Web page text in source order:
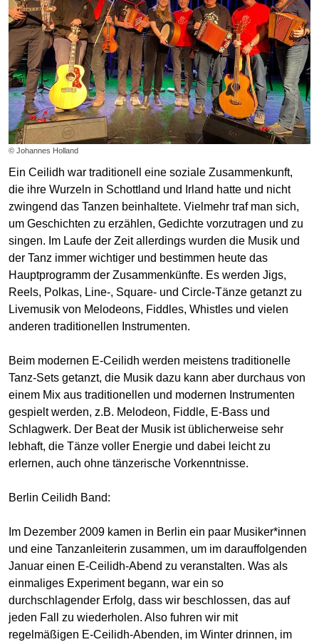
© Johannes Holland
Ein Ceilidh war traditionell eine soziale Zusammenkunft,
die ihre Wurzeln in Schottland und Irland hatte und nicht
zwingend das Tanzen beinhaltete. Vielmehr traf man sich,
um Geschichten zu erzählen, Gedichte vorzutragen und zu
singen. Im Laufe der Zeit allerdings wurden die Musik und
der Tanz immer wichtiger und bestimmen heute das
Hauptprogramm der Zusammenkünfte. Es werden Jigs,
Reels, Polkas, Line-, Square- und Circle-Tänze getanzt zu
Livemusik von Melodeons, Fiddles, Whistles und vielen
anderen traditionellen Instrumenten.
Beim modernen E-Ceilidh werden meistens traditionelle
Tanz-Sets getanzt, die Musik dazu kann aber durchaus von
einem Mix aus traditionellen und modernen Instrumenten
gespielt werden, z.B. Melodeon, Fiddle, E-Bass und
Schlagwerk. Der Beat der Musik ist üblicherweise sehr
lebhaft, die Tänze voller Energie und dabei leicht zu
erlernen, auch ohne tänzerische Vorkenntnisse.
Berlin Ceilidh Band:
Im Dezember 2009 kamen in Berlin ein paar Musiker*innen
und eine Tanzanleiterin zusammen, um im darauffolgenden
Januar einen E-Ceilidh-Abend zu veranstalten. Was als
einmaliges Experiment begann, war ein so
durchschlagender Erfolg, dass wir beschlossen, das auf
jeden Fall zu wiederholen. Also fuhren wir mit
regelmäßigen E-Ceilidh-Abenden, im Winter drinnen, im